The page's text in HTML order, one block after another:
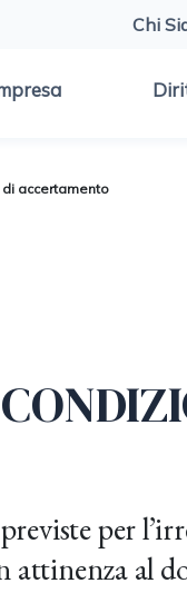
Chi
accertamento
per
attinenza al